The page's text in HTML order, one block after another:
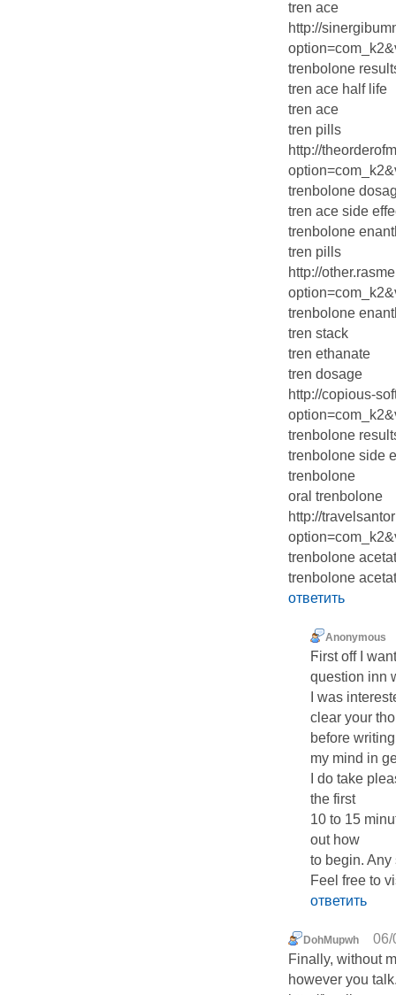
tren ace
http://
trenbolone
tren ace half life
tren ace
tren pills
http://
trenbolone
tren ace side
trenbolone
tren pills
http://
trenbolone
tren stack
tren ethanate
tren dosage
http://copious-
trenbolone
trenbolone side
trenbolone
oral trenbolone
http://
trenbolone
trenbolone
ответить
Anonymous
Ϝirst off I
question inn
I was
clear your
bеfore
my mind in
I do take
the first
10 to 15
out һow
to begin.
Feel free to
ответить
DohMupwh
06/
Finally, without
however you